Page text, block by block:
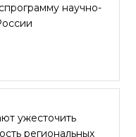
научно-
ужесточить
региональных